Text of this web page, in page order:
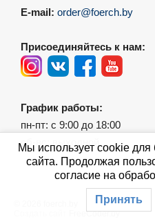
E-mail: order@foerch.by
Присоединяйтесь к нам:
График работы:
пн-пт: с 9:00 до 18:00
сб-вс: выходной
FreeCoder.by
Мы использует cookie
сайта. Продолжая
согласие на
Принять